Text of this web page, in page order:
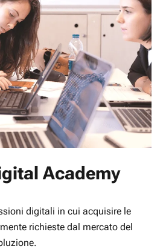
Academy
digitali in cui acquisire le
richieste dal mercato del